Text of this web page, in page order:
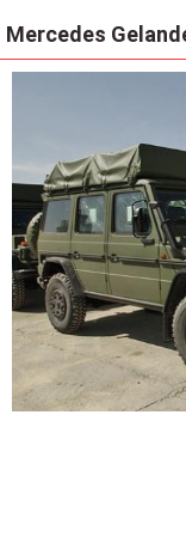
Mercedes